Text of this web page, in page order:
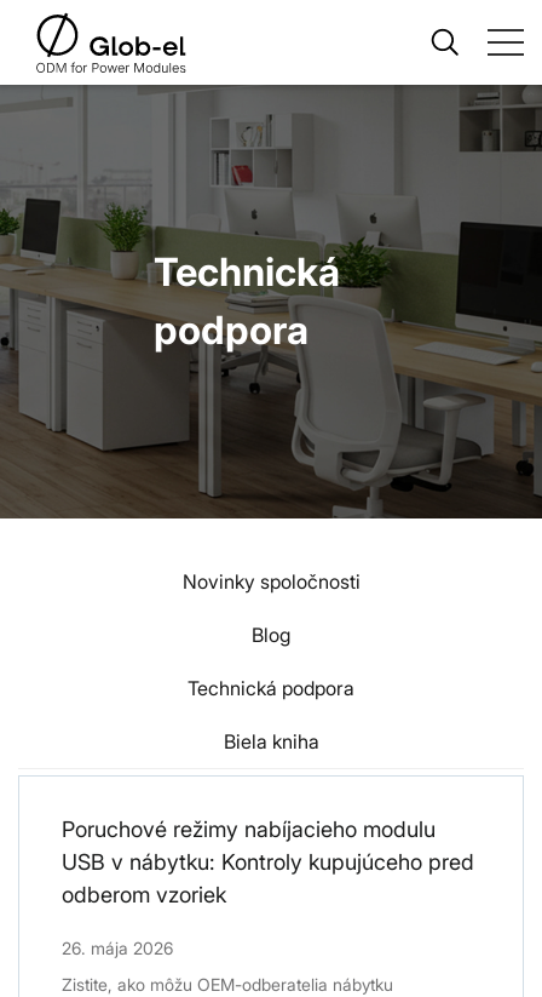
Technická
podpora
Novinky spoločnosti
Blog
Technická podpora
Biela kniha
Poruchové režimy nabíjacieho modulu
USB v nábytku: Kontroly kupujúceho pred
odberom vzoriek
26. mája 2026
Zistite, ako môžu OEM-odberatelia nábytku